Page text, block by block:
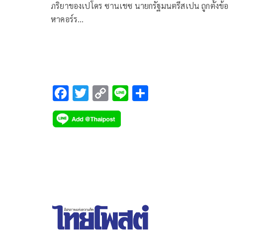
ภริยาของเปโดร ซานเชซ นายกรัฐมนตรีสเปน ถูกตั้งข้อ
หาคอร์ร…
F
ac
e
T
wi
tt
C
o
p
Li